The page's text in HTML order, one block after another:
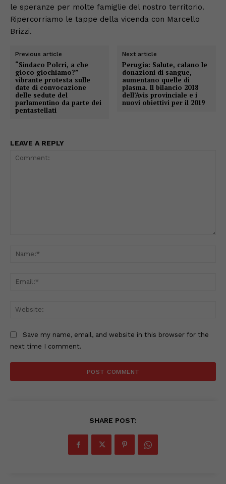
le speranze per molte famiglie del nostro territorio.
Ripercorriamo le tappe della vicenda con Marcello
Brizzi.
Previous article
“Sindaco Polcri, a che
gioco giochiamo?”
vibrante protesta sulle
date di convocazione
delle sedute del
parlamentino da parte dei
pentastellati
Next article
Perugia: Salute, calano le
donazioni di sangue,
aumentano quelle di
plasma. Il bilancio 2018
dell’Avis provinciale e i
nuovi obiettivi per il 2019
LEAVE A REPLY
Save my name, email, and website in this browser for the
next time I comment.
SHARE POST: